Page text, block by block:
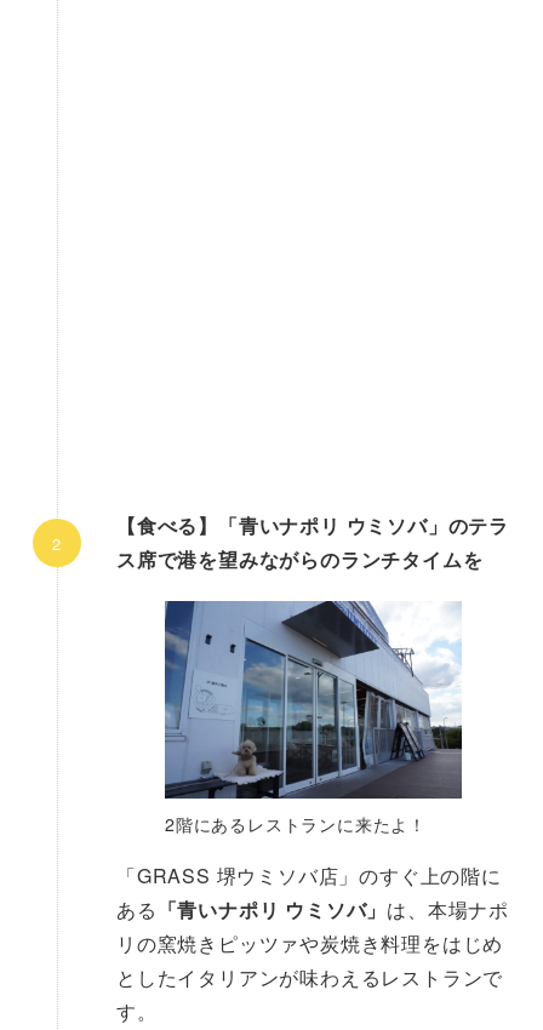
【食べる】「青いナポリ ウミソバ」のテラ
ス席で港を望みながらのランチタイムを
2階にあるレストランに来たよ！
「GRASS 堺ウミソバ店」のすぐ上の階に
ある 「青いナポリ ウミソバ」 は、本場ナポ
リの窯焼きピッツァや炭焼き料理をはじめ
としたイタリアンが味わえるレストランで
す。